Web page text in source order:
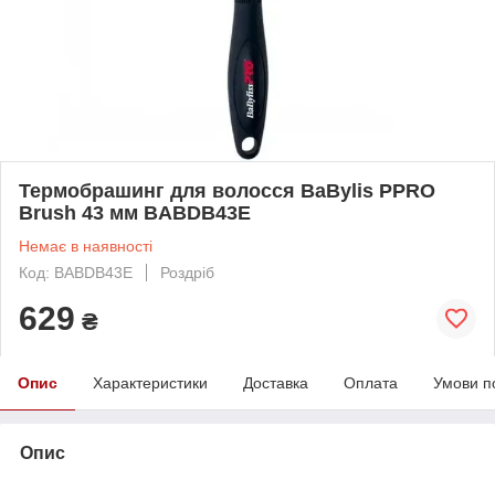
Термобрашинг для волосся BaBylis PPRO
Brush 43 мм BABDB43E
Немає в наявності
Код: BABDB43E
Роздріб
629 ₴
Опис Характеристики Доставка Оплата Умови
Опис